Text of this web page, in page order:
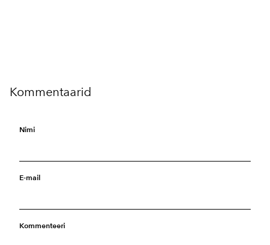
Kommentaarid
Nimi
E-mail
Kommenteeri